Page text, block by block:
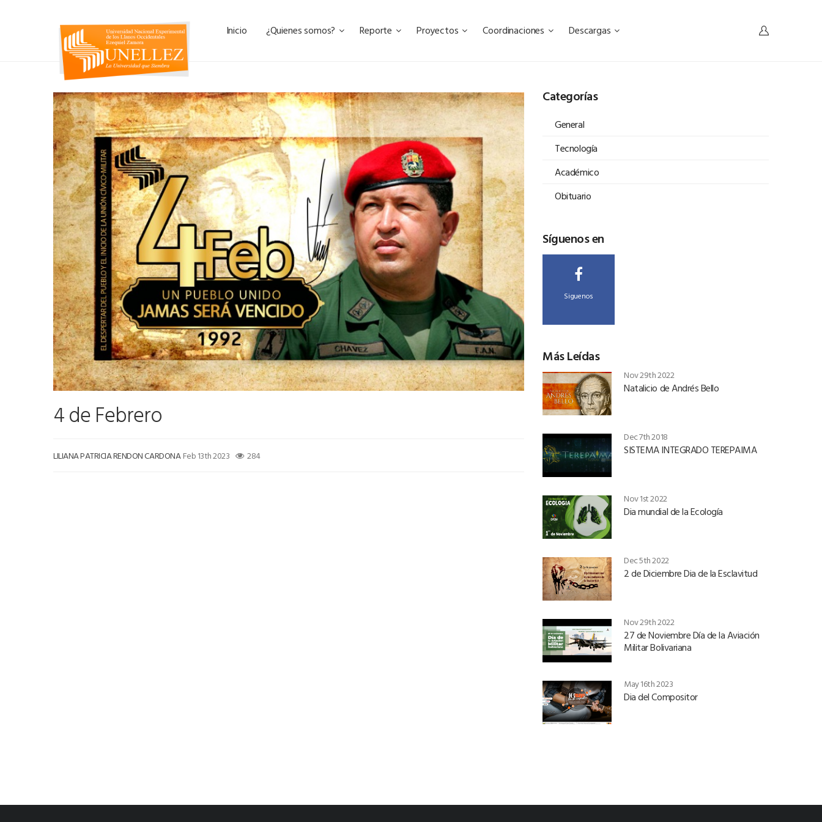
Inicio ¿Quienes somos? Reporte Proyectos Coordinaciones Descargas
4 de Febrero
LILIANA PATRICIA RENDON CARDONA Feb 13th 2023 284
Categorías
General
Tecnología
Académico
Obituario
Síguenos en
Siguenos
Más Leídas
Nov 29th 2022
Natalicio de Andrés Bello
Dec 7th 2018
SISTEMA INTEGRADO TEREPAIMA
Nov 1st 2022
Dia mundial de la Ecología
Dec 5th 2022
2 de Diciembre Dia de la Esclavitud
Nov 29th 2022
27 de Noviembre Día de la Aviación
Militar Bolivariana
May 16th 2023
Dia del Compositor